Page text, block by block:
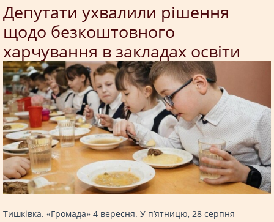
Депутати ухвалили рішення
щодо безкоштовного
харчування в закладах освіти
Тишківка. «Громада» 4 вересня. У п’ятницю, 28 серпня